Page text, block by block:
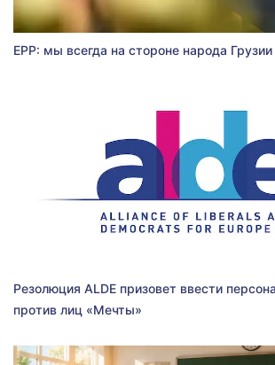
EPP: мы всегда на стороне народа Грузии
Резолюция ALDE призовет ввести
против лиц «Мечты»